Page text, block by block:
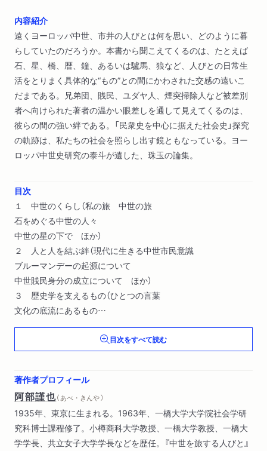
内容紹介
遠くヨーロッパ中世、市井の人びとは何を思い、どのように暮
らしていたのだろうか。本書から聞こえてくるのは、たとえば
石、星、橋、暦、鐘、あるいは驢馬、狼など、人びとの日常生
活をとりまく具体的な“もの”との間にかわされた交感の遠いこ
だまである。兄弟団、賎民、ユダヤ人、煙突掃除人など被差別
者へ向けられた著者の温かい眼差しを通して見えてくるのは、
彼らの間の強い絆である。「民衆史を中心に据えた社会史」探究
の軌跡は、私たちの社会を照らし出す鏡ともなっている。ヨー
ロッパ中世史研究の泰斗が遺した、珠玉の論集。
目次
１ 中世のくらし（私の旅 中世の旅
石をめぐる中世の人々
中世の星の下で ほか）
２ 人と人を結ぶ絆（現代に生きる中世市民意識
ブルーマンデーの起源について
中世賎民身分の成立について ほか）
３ 歴史学を支えるもの（ひとつの言葉
文化の底流にあるもの
知的探究の喜びとわが国の学問 ほか）
目次をすべて読む
著作者プロフィール
阿部謹也（ あべ・きんや ）
1935年、東京に生まれる。1963年、一橋大学大学院社会学研
究科博士課程修了。小樽商科大学教授、一橋大学教授、一橋大
学学長、共立女子大学学長などを歴任。『中世を旅する人びと』